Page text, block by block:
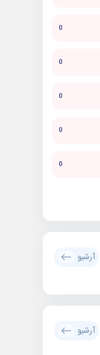
0
0
0
0
0
آرشیو
آرشیو